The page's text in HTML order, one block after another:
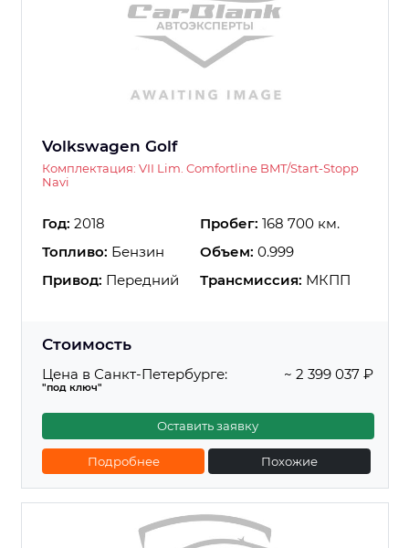
Volkswagen Golf
Комплектация: VII Lim. Comfortline BMT/Start-Stopp
Navi
Год: 2018 Пробег: 168 700 км.
Топливо: Бензин Объем: 0.999
Привод: Передний Трансмиссия: МКПП
Стоимость
Цена в Санкт-Петербурге:
"под ключ"
~ 2 399 037 ₽
Оставить заявку
Подробнее Похожие